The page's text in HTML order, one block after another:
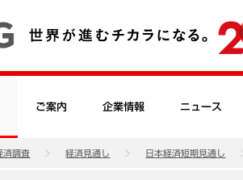
ご案内 企業情報 ニュース
済調査 経済見通し 日本経済短期見通し